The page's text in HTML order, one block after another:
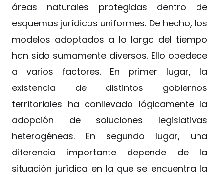
áreas naturales protegidas dentro de
esquemas jurídicos uniformes. De hecho, los
modelos adoptados a lo largo del tiempo
han sido sumamente diversos. Ello obedece
a varios factores. En primer lugar, la
existencia de distintos gobiernos
territoriales ha conllevado lógicamente la
adopción de soluciones legislativas
heterogéneas. En segundo lugar, una
diferencia importante depende de la
situación jurídica en la que se encuentra la